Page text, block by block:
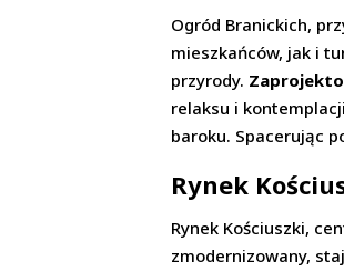
Ogród Branickich,
mieszkańców, jak i
przyrody.
relaksu i
baroku. Spacerując
Rynek
Rynek Kościuszki,
zmodernizowany,